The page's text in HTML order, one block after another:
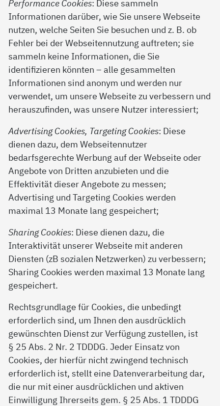
Performance Cookies: Diese sammeln
Informationen darüber, wie Sie unsere Webseite
nutzen, welche Seiten Sie besuchen und z. B. ob
Fehler bei der Webseitennutzung auftreten; sie
sammeln keine Informationen, die Sie
identifizieren könnten – alle gesammelten
Informationen sind anonym und werden nur
verwendet, um unsere Webseite zu verbessern und
herauszufinden, was unsere Nutzer interessiert;
Advertising Cookies, Targeting Cookies: Diese
dienen dazu, dem Webseitennutzer
bedarfsgerechte Werbung auf der Webseite oder
Angebote von Dritten anzubieten und die
Effektivität dieser Angebote zu messen;
Advertising und Targeting Cookies werden
maximal 13 Monate lang gespeichert;
Sharing Cookies: Diese dienen dazu, die
Interaktivität unserer Webseite mit anderen
Diensten (zB sozialen Netzwerken) zu verbessern;
Sharing Cookies werden maximal 13 Monate lang
gespeichert.
Rechtsgrundlage für Cookies, die unbedingt
erforderlich sind, um Ihnen den ausdrücklich
gewünschten Dienst zur Verfügung zustellen, ist
§ 25 Abs. 2 Nr. 2 TDDDG. Jeder Einsatz von
Cookies, der hierfür nicht zwingend technisch
erforderlich ist, stellt eine Datenverarbeitung dar,
die nur mit einer ausdrücklichen und aktiven
Einwilligung Ihrerseits gem. § 25 Abs. 1 TDDDG